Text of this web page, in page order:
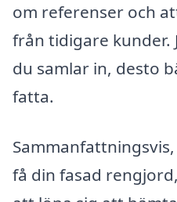
om referenser och
från tidigare kunder.
du samlar in, desto
fatta.
få din fasad